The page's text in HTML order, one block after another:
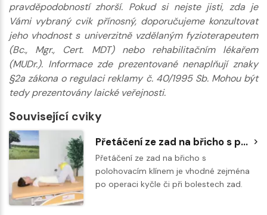
pravděpodobností zhorší. Pokud si nejste jisti, zda je
Vámi vybraný cvik přínosný, doporučujeme konzultovat
jeho vhodnost s univerzitně vzdělaným fyzioterapeutem
(Bc., Mgr., Cert. MDT) nebo rehabilitačním lékařem
(MUDr.). Informace zde prezentované nenaplňují znaky
§2a zákona o regulaci reklamy č. 40/1995 Sb. Mohou být
tedy prezentovány laické veřejnosti.
Související cviky
Přetáčení ze zad na břicho s polohovacím klínem
Přetáčení ze zad na břicho s
polohovacím klínem je vhodné zejména
po operaci kyčle či při bolestech zad.